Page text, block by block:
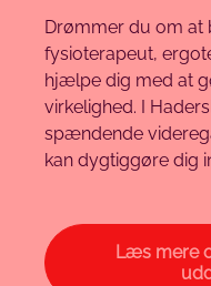
Drømmer du om at
fysioterapeut,
hjælpe dig med at
virkelighed. I
spændende
kan dygtiggøre dig
Læs mere